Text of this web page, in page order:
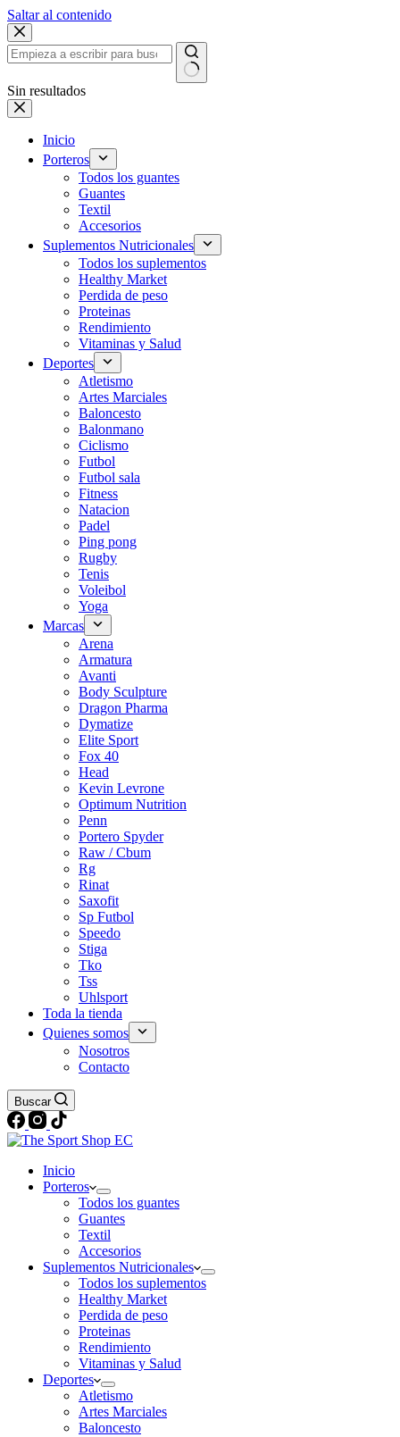
Saltar al contenido
Sin resultados
Inicio
Porteros
Todos los guantes
Guantes
Textil
Accesorios
Suplementos Nutricionales
Todos los suplementos
Healthy Market
Perdida de peso
Proteinas
Rendimiento
Vitaminas y Salud
Deportes
Atletismo
Artes Marciales
Baloncesto
Balonmano
Ciclismo
Futbol
Futbol sala
Fitness
Natacion
Padel
Ping pong
Rugby
Tenis
Voleibol
Yoga
Marcas
Arena
Armatura
Avanti
Body Sculpture
Dragon Pharma
Dymatize
Elite Sport
Fox 40
Head
Kevin Levrone
Optimum Nutrition
Penn
Portero Spyder
Raw / Cbum
Rg
Rinat
Saxofit
Sp Futbol
Speedo
Stiga
Tko
Tss
Uhlsport
Toda la tienda
Quienes somos
Nosotros
Contacto
Buscar
Inicio
Porteros
Todos los guantes
Guantes
Textil
Accesorios
Suplementos Nutricionales
Todos los suplementos
Healthy Market
Perdida de peso
Proteinas
Rendimiento
Vitaminas y Salud
Deportes
Atletismo
Artes Marciales
Baloncesto